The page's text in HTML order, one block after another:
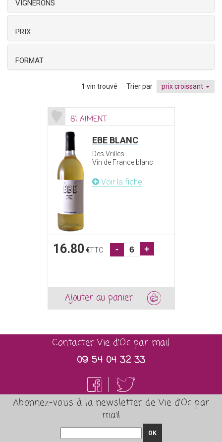
VIGNERONS
PRIX
FORMAT
1 vin trouvé Trier par prix croissant
81 AIMENT
EBE BLANC
Des Vrilles
Vin de France blanc
Voir la fiche
16.80 €TTC - +
Ajouter au panier
Contacter Vie d'Oc parmail
09 54 04 32 33
Abonnez-vous à la newsletter de Vie d'Oc par
mail
OK